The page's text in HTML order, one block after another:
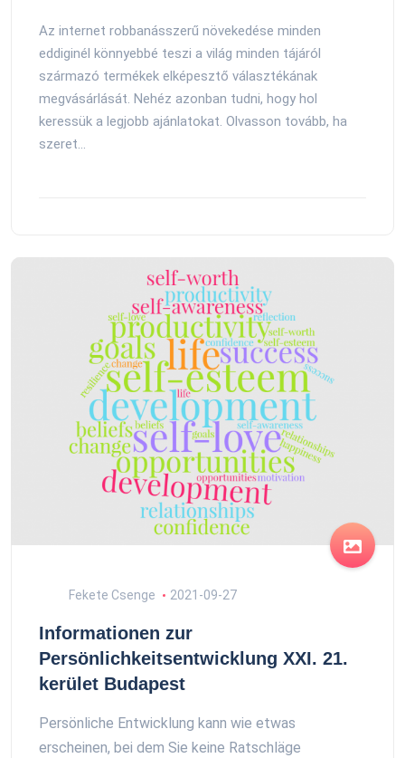
Az internet robbanásszerű növekedése minden
eddiginél könnyebbé teszi a világ minden tájáról
származó termékek elképesztő választékának
megvásárlását. Nehéz azonban tudni, hogy hol
keressük a legjobb ajánlatokat. Olvasson tovább, ha
szeret...
Fekete Csenge 2021-09-27
Informationen zur
Persönlichkeitsentwicklung XXI. 21.
kerület Budapest
Persönliche Entwicklung kann wie etwas
erscheinen, bei dem Sie keine Ratschläge